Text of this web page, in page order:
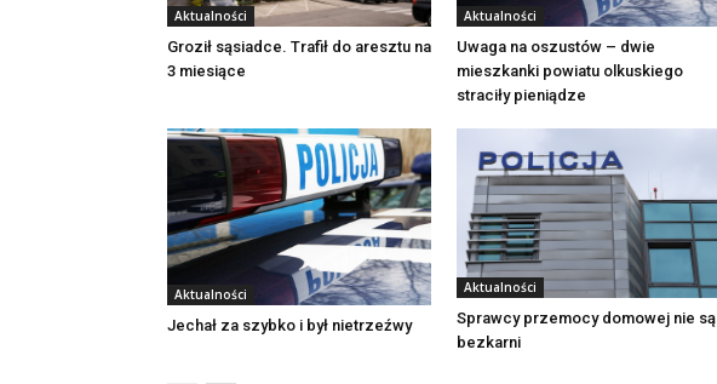
Aktualności
Groził sąsiadce. Trafił do aresztu na
3 miesiące
Aktualności
Uwaga na oszustów – dwie
mieszkanki powiatu olkuskiego
straciły pieniądze
Aktualności
Jechał za szybko i był nietrzeźwy
Aktualności
Sprawcy przemocy domowej nie są
bezkarni